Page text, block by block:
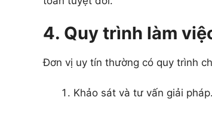
4. Quy trình làm
Đơn vị uy tín thường có quy trình
Khảo sát và tư vấn giải pháp.